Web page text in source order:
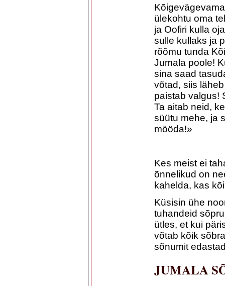
ülekohtu oma
ja Oofiri kulla
sulle kullaks ja
rõõmu tunda
Jumala poole!
sina saad
võtad, siis
paistab valgus!
Ta aitab neid,
süütu mehe, ja
mööda!»
Kes meist ei
õnnelikud on
kahelda, kas
Küsisin ühe
tuhandeid
ütles, et kui
võtab kõik
sõnumit
JUMALA